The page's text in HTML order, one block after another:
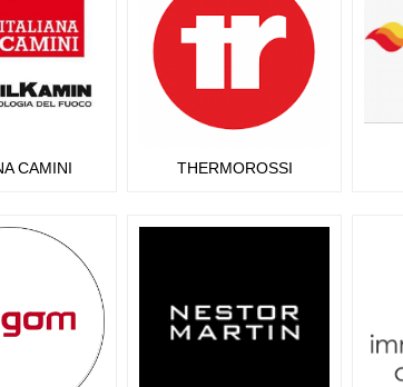
CAMINI THERMOROSSI